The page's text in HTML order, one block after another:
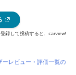
録して投稿すると、carview!
ーレビュー・評価一覧の